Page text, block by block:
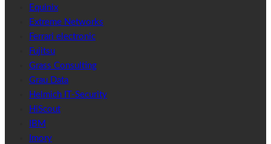
Equinix
Extreme Networks
Ferrari electronic
Fujitsu
Grass Consulting
Grau Data
Helmich IT-Security
HiScout
IBM
Imory